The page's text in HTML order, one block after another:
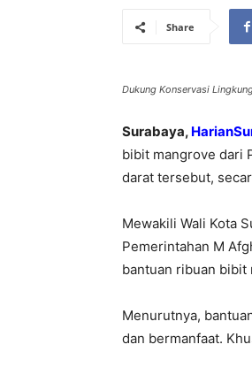
Share
Dukung Konservasi
Surabaya,
bibit mangrove dari
darat tersebut,
Mewakili Wali Kota
Pemerintahan M
bantuan ribuan
Menurutnya,
dan bermanfaat.